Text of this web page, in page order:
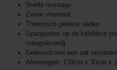
Snelle montage
Zware vloermat
Thermisch gelaste naden
Spanpunten op de luifeldeur
meegeleverd)
Geleverd met een set
Afmetingen: 170cm x 30cm x